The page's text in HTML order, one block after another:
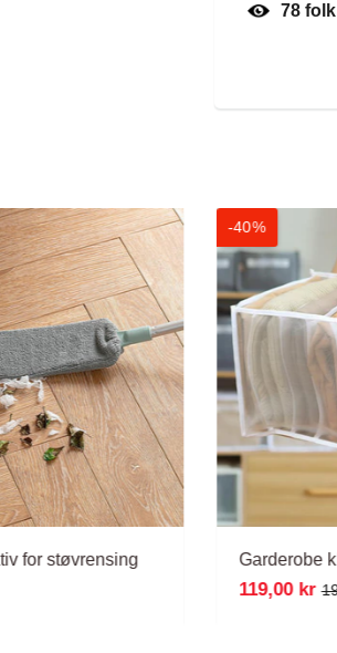
78
for støvrensing
-40%
Garderobe
119,00 kr